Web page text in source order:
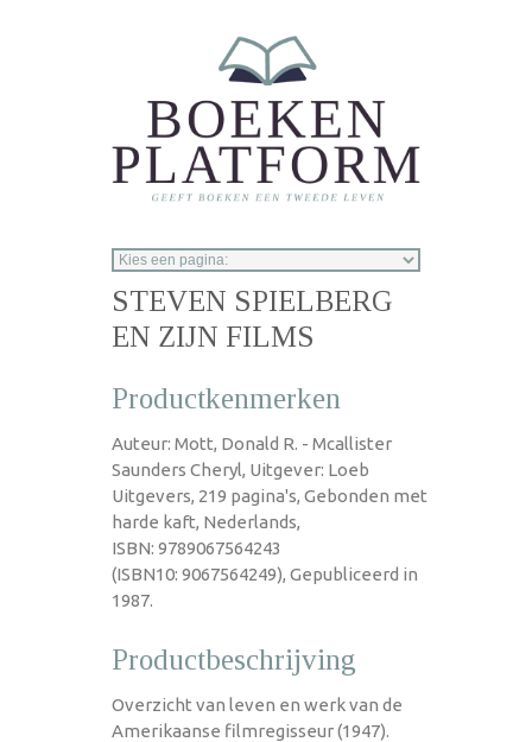
STEVEN SPIELBERG
EN ZIJN FILMS
Productkenmerken
Auteur: Mott, Donald R. - Mcallister
Saunders Cheryl, Uitgever: Loeb
Uitgevers, 219 pagina's, Gebonden met
harde kaft, Nederlands,
ISBN: 9789067564243
(ISBN10: 9067564249), Gepubliceerd in
1987.
Productbeschrijving
Overzicht van leven en werk van de
Amerikaanse filmregisseur (1947).